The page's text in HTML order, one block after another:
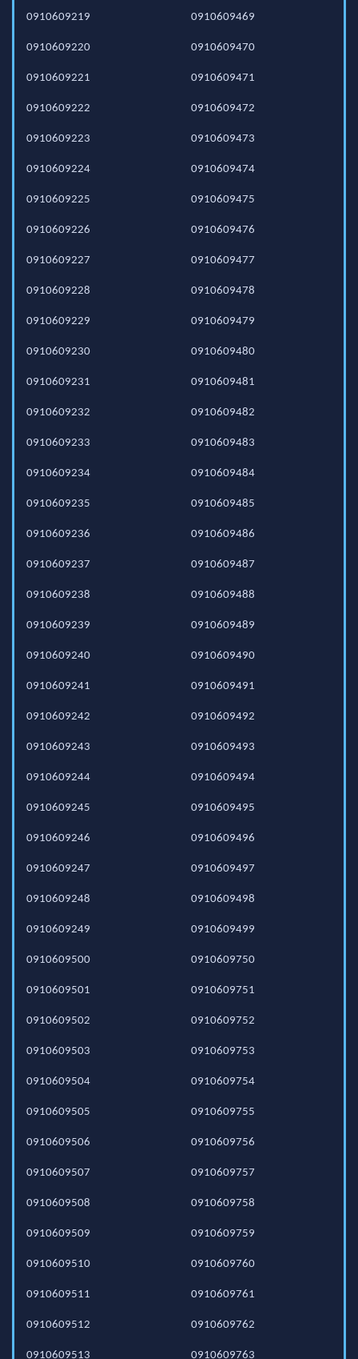
0910609219
0910609220
0910609221
0910609222
0910609223
0910609224
0910609225
0910609226
0910609227
0910609228
0910609229
0910609230
0910609231
0910609232
0910609233
0910609234
0910609235
0910609236
0910609237
0910609238
0910609239
0910609240
0910609241
0910609242
0910609243
0910609244
0910609245
0910609246
0910609247
0910609248
0910609249
0910609469
0910609470
0910609471
0910609472
0910609473
0910609474
0910609475
0910609476
0910609477
0910609478
0910609479
0910609480
0910609481
0910609482
0910609483
0910609484
0910609485
0910609486
0910609487
0910609488
0910609489
0910609490
0910609491
0910609492
0910609493
0910609494
0910609495
0910609496
0910609497
0910609498
0910609499
0910609500
0910609501
0910609502
0910609503
0910609504
0910609505
0910609506
0910609507
0910609508
0910609509
0910609510
0910609511
0910609512
0910609513
0910609750
0910609751
0910609752
0910609753
0910609754
0910609755
0910609756
0910609757
0910609758
0910609759
0910609760
0910609761
0910609762
0910609763